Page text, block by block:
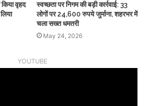
वृहद
स्वच्छता पर निगम की बड़ी कार्रवाई: 33
लोगों पर 24,600 रुपये जुर्माना, शहरभर में
चला सख्त धमतरी
May 24, 2026
YOUTUBE